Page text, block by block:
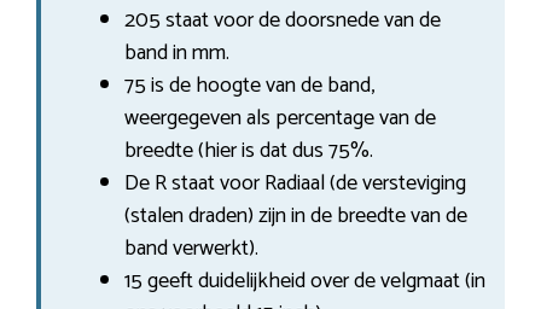
205 staat voor de doorsnede van de
band in mm.
75 is de hoogte van de band,
weergegeven als percentage van de
breedte (hier is dat dus 75%.
De R staat voor Radiaal (de versteviging
(stalen draden) zijn in de breedte van de
band verwerkt).
15 geeft duidelijkheid over de velgmaat (in